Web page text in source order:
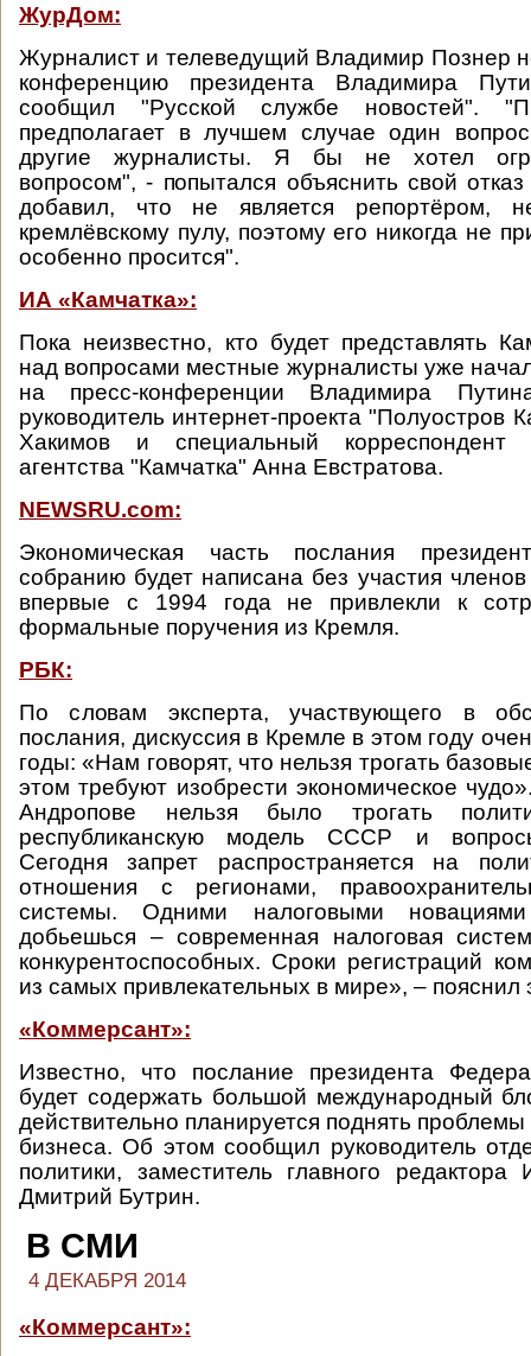
ЖурДом:
Журналист и телеведущий Владимир Познер
конференцию президента Владимира
сообщил "Русской службе новостей".
предполагает в лучшем случае один
другие журналисты. Я бы не хотел
вопросом", - попытался объяснить свой
добавил, что не является репортёром,
кремлёвскому пулу, поэтому его никогда не
особенно просится".
ИА «Камчатка»:
Пока неизвестно, кто будет представлять
над вопросами местные журналисты уже
на пресс-конференции Владимира
руководитель интернет-проекта "Полуостров
Хакимов и специальный корреспондент
агентства "Камчатка" Анна Евстратова.
NEWSRU.com:
Экономическая часть послания
собранию будет написана без участия членов
впервые с 1994 года не привлекли к
формальные поручения из Кремля.
РБК:
По словам эксперта, участвующего в
послания, дискуссия в Кремле в этом году
годы: «Нам говорят, что нельзя трогать
этом требуют изобрести экономическое
Андропове нельзя было трогать
республиканскую модель СССР и
Сегодня запрет распространяется на
отношения с регионами,
системы. Одними налоговыми
добьешься – современная налоговая
конкурентоспособных. Сроки регистраций
из самых привлекательных в мире», – пояснил
«Коммерсант»:
Известно, что послание президента
будет содержать большой международный
действительно планируется поднять
бизнеса. Об этом сообщил руководитель
политики, заместитель главного
Дмитрий Бутрин.
В СМИ
4 ДЕКАБРЯ 2014
«Коммерсант»: